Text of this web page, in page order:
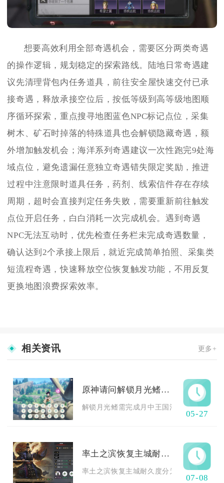
想要高效利用全部奇遇机会，需要区分两类奇遇
的操作逻辑，规划稳定的探索路线。陆地日常奇遇建
议先清理背包内任务道具，前往安全屋快速交付已承
接奇遇，释放承接空位后，按低等级到高等级地图顺
序循环探索，重点搜寻地图蓝色NPC标记点位，采集
树木、矿石时掉落的特殊道具也会解锁隐藏奇遇，额
外增加触发机会；海洋系列奇遇建议一次性跑完9处海
域点位，避免遗漏任意独立奇遇错失限定奖励，推进
过程中注意限时道具任务，药剂、线索信件存在存续
周期，超时会直接判定任务失败，需要重新前往触发
点位开启任务，白白消耗一次完成机会。遇到奇遇
NPC无法互动时，优先检查任务栏未完成奇遇数量，
确认达到2个承接上限后，就近完成简单拍照、采集类
短流程奇遇，快速释放空位恢复触发功能，不用反复
更换地图浪费探索效率。
相关资讯 更多+
原神请问解锁月光鳍有什么要求吗
解锁月光鳍需完成月中王国活动全部前置
05-27
率土之滨恢复主城耐久度的步骤是什么
率土之滨恢复主城耐久度分为两种路径，
07-08